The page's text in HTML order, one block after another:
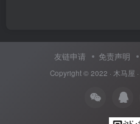
友链申请 免责声明
Copyright © 2022 · 木马屋 ·